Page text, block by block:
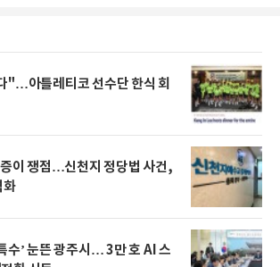
"…아틀레티코 선수단 한식 회
이 쟁점…신천지 정당법 사건,
화
수’ 눈뜬 광주시… 3만 호 AI 스